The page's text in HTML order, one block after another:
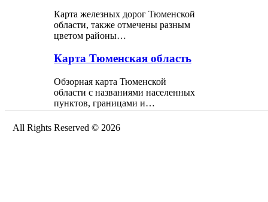
Карта железных дорог Тюменской
области, также отмечены разным
цветом районы…
Карта Тюменская область
Обзорная карта Тюменской
области с названиями населенных
пунктов, границами и…
All Rights Reserved © 2026